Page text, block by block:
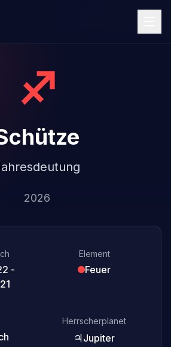
♐
2026
-
Element
Feuer
Herrscherplanet
♃Jupiter